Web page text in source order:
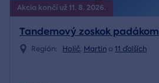
Akcia končí už 11. 8. 2026.
Tandemový zoskok padákom
Región: Holíč, Martin a 11 ďalších